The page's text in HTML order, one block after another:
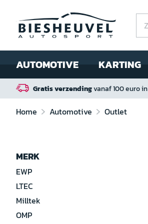
AUTOMOTIVE KARTING
Gratis verzendingvanaf 100 euro
Home Automotive Outlet
MERK
EWP
LTEC
Milltek
OMP